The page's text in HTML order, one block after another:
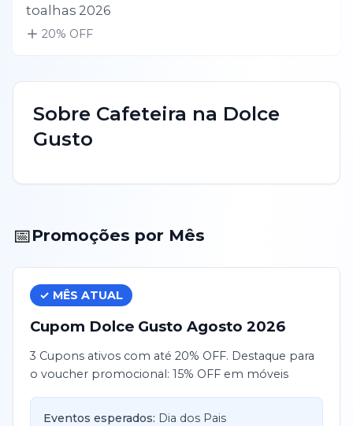
toalhas 2026
20% OFF
Sobre Cafeteira na Dolce
Gusto
📅Promoções por Mês
✓ MÊS ATUAL
Cupom Dolce Gusto Agosto 2026
3 Cupons ativos com até 20% OFF. Destaque para
o voucher promocional: 15% OFF em móveis
Eventos esperados: Dia dos Pais